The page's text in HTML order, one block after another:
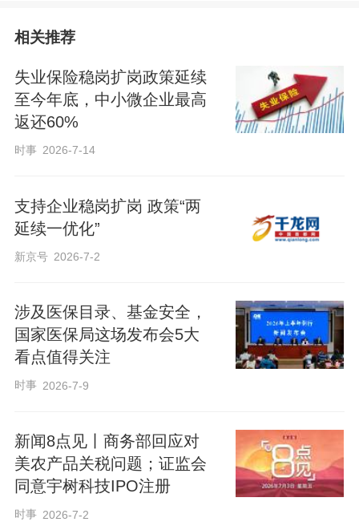
相关推荐
失业保险稳岗扩岗政策延续
至今年底，中小微企业最高
返还60%
时事 2026-7-14
支持企业稳岗扩岗 政策“两
延续一优化”
新京号 2026-7-2
涉及医保目录、基金安全，
国家医保局这场发布会5大
看点值得关注
时事 2026-7-9
新闻8点见丨商务部回应对
美农产品关税问题；证监会
同意宇树科技IPO注册
时事 2026-7-2